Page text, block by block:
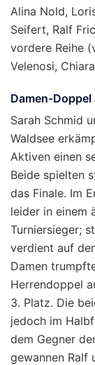
Alina Nold,
Seifert, Ralf
vordere Reihe
Velenosi,
Damen-Doppel
Sarah Schmid
Waldsee
Aktiven einen
Beide spielten
das Finale. Im
leider in einem
Turniersieger;
verdient auf
Damen
Herrendoppel
3. Platz. Die
jedoch im
dem Gegner
gewannen Ralf